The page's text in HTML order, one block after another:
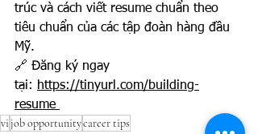
trúc và cách viết resume chuẩn theo
tiêu chuẩn của các tập đoàn hàng đầu
Mỹ.
🔗 Đăng ký ngay
tại: https://tinyurl.com/building-
resume
vijob opportunitycareer tips